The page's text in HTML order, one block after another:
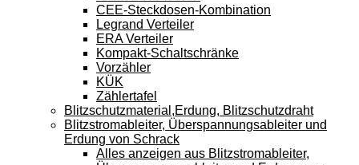
CEE-Steckdosen-Kombination
Legrand Verteiler
ERA Verteiler
Kompakt-Schaltschränke
Vorzähler
KÜK
Zählertafel
Blitzschutzmaterial,Erdung, Blitzschutzdraht
Blitzstromableiter, Überspannungsableiter und
Erdung von Schrack
Alles anzeigen aus Blitzstromableiter,